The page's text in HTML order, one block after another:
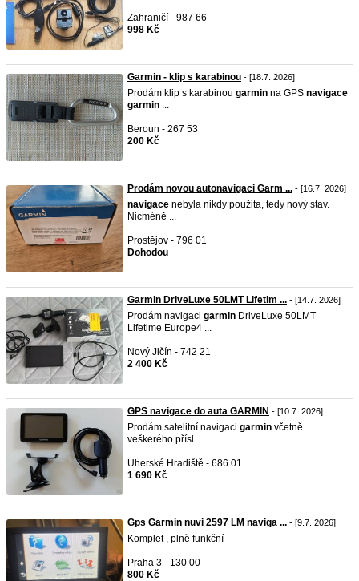
Zahraničí - 987 66
998 Kč
Garmin - klip s karabinou - [18.7. 2026]
Prodám klip s karabinou garmin na GPS navigace
garmin ...
Beroun - 267 53
200 Kč
Prodám novou autonavigaci Garm ... - [16.7. 2026]
navigace nebyla nikdy použita, tedy nový stav.
Nicméně ...
Prostějov - 796 01
Dohodou
Garmin DriveLuxe 50LMT Lifetim ... - [14.7. 2026]
Prodám navigaci garmin DriveLuxe 50LMT
Lifetime Europe4 ...
Nový Jičín - 742 21
2 400 Kč
GPS navigace do auta GARMIN - [10.7. 2026]
Prodám satelitní navigaci garmin včetně
veškerého přísl ...
Uherské Hradiště - 686 01
1 690 Kč
Gps Garmin nuvi 2597 LM naviga ... - [9.7. 2026]
Komplet , plně funkční
Praha 3 - 130 00
800 Kč